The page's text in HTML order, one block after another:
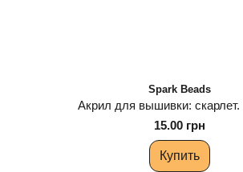
Spark Beads
Акрил для вышивки:
15.00 грн
Купить